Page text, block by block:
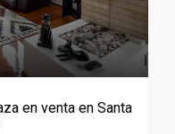
en venta en Santa